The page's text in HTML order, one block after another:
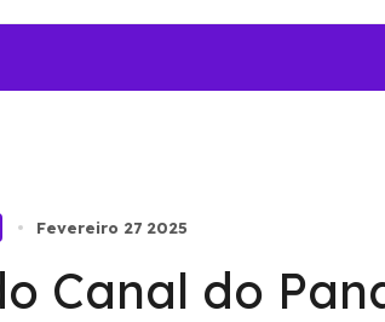
Fevereiro 27 2025
Canal do